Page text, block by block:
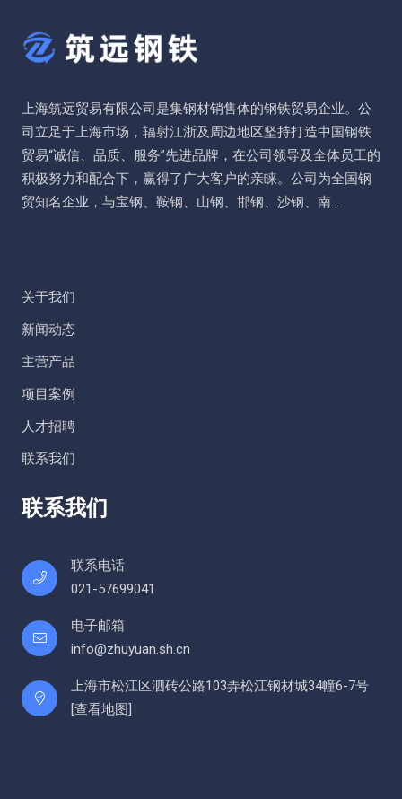
上海筑远贸易有限公司是集钢材销售体的钢铁贸易企业。公
司立足于上海市场，辐射江浙及周边地区坚持打造中国钢铁
贸易“诚信、品质、服务”先进品牌，在公司领导及全体员工的
积极努力和配合下，赢得了广大客户的亲睐。公司为全国钢
贸知名企业，与宝钢、鞍钢、山钢、邯钢、沙钢、南...
关于我们
新闻动态
主营产品
项目案例
人才招聘
联系我们
联系我们
联系电话
021-57699041
电子邮箱
info@zhuyuan.sh.cn
上海市松江区泗砖公路103弄松江钢材城34幢6-7号
[查看地图]